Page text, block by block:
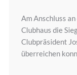
Am Anschluss
Clubhaus die
Clubpräsident
überreichen